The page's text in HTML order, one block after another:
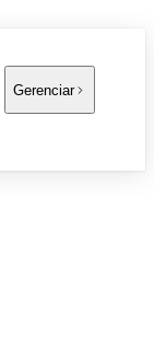
Gerenciar